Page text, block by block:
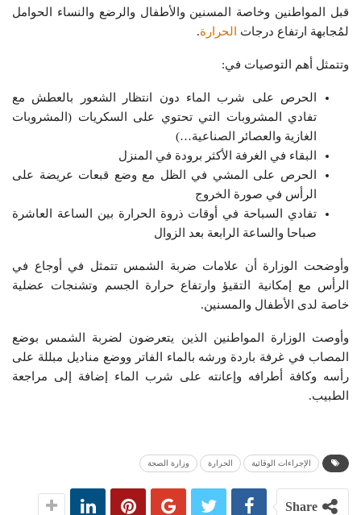
قبل المواطنين وخاصة المسنين والأطفال والرضع والنساء الحوامل
لمُجابهة ارتفاع درجات
الحرارة.
وتتمثل أهم التوصيات في:
الحرص على شرب الماء دون انتظار الشعور بالعطش مع
تفادي المشروبات التي تحتوي على السكريات (المشروبات
الغازية والعصائر الصناعية…)
البقاء في الغرفة الأكثر برودة في المنزل
الحرص على المشي في الظل مع وضع قبعات عريضة على
الرأس في صورة الخروج
تفادي السباحة في أوقات ذروة الحرارة بين الساعة العاشرة
صباحا والساعة الرابعة بعد الزوال
وأوضحت الوزارة أن علامات ضربة الشمس تتمثل في أوجاع في
الرأس مع إمكانية التقيؤ وارتفاع حرارة الجسم وتشنجات عضلية
خاصة لدى الأطفال والمسنين.
وأوصت الوزارة المواطنين الذين يتعرضون لضربة الشمس بوضع
المصاب في غرفة باردة ورشه بالماء الفاتر ووضع مناديل مبللة على
رأسه وكافة أطرافه وإعانته على شرب الماء إضافة إلى مراجعة
الطبيب.
الإجراءات الوقائية الحرارة وزارة الصحة
Share